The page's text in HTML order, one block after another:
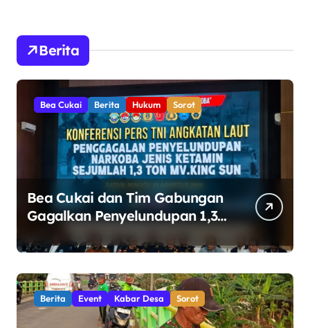
Berita
Bea Cukai Berita Hukum Sorot
Bea Cukai dan Tim Gabungan
Gagalkan Penyelundupan 1,3
Bintan
Berita Event Kabar Desa Sorot